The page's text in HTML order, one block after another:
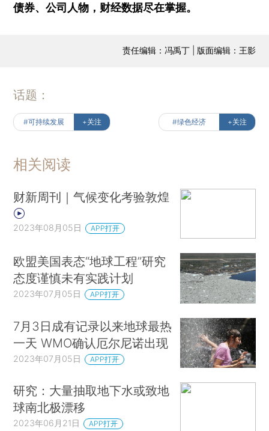
债券、公司人物，财经数据尽在掌握。
责任编辑：冯禹丁 | 版面编辑：王影
话题：
#可持续发展 +关注 #绿色经济 +关注
相关阅读
财新周刊｜气候变化考验敦煌
2023年08月05日 APP打开
欧盟美国表态“地球工程”研究
态度谨慎未有实践计划
2023年07月05日 APP打开
7月3日成有记录以来地球最热
一天 WMO确认厄尔尼诺出现
2023年07月05日 APP打开
研究：大量抽取地下水或致地
球南北极漂移
2023年06月21日 APP打开